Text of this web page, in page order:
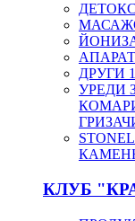
ДРУГИ
УРЕДИ
КЛУБ